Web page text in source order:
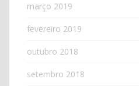
março 2019
fevereiro 2019
outubro 2018
setembro 2018